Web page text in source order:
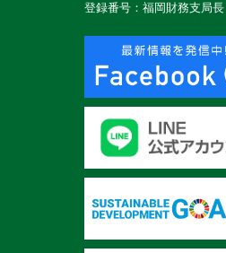
登録番号：福岡財務支局